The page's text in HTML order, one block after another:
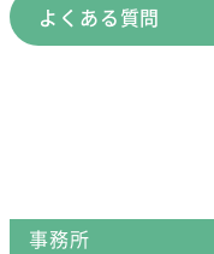
よくある質問
事務所